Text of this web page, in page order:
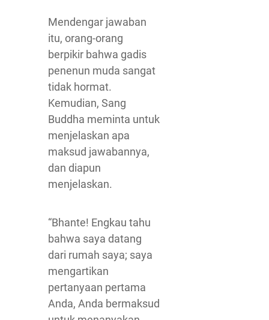
Mendengar jawaban
itu, orang-orang
berpikir bahwa gadis
penenun muda sangat
tidak hormat.
Kemudian, Sang
Buddha meminta untuk
menjelaskan apa
maksud jawabannya,
dan diapun
menjelaskan.
“Bhante! Engkau tahu
bahwa saya datang
dari rumah saya; saya
mengartikan
pertanyaan pertama
Anda, Anda bermaksud